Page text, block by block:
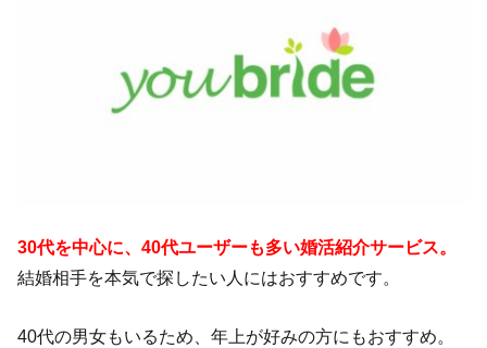
30代を中心に、40代ユーザーも多い婚活紹介サービス。
結婚相手を本気で探したい人にはおすすめです。
40代の男女もいるため、年上が好みの方にもおすすめ。